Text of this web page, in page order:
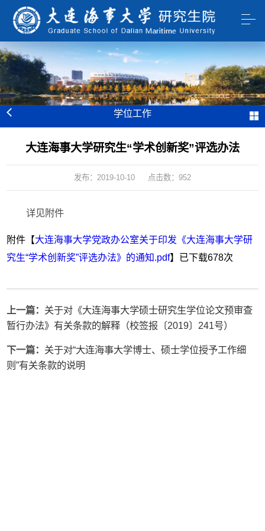
学位工作
大连海事大学研究生“学术创新奖”评选办法
发布：2019-10-10 点击数：952
详见附件
附件【大连海事大学党政办公室关于印发《大连海事大学研
究生“学术创新奖”评选办法》的通知.pdf】已下载678次
上一篇： 关于对《大连海事大学硕士研究生学位论文预审查
暂行办法》有关条款的解释（校签报〔2019〕241号）
下一篇： 关于对“大连海事大学博士、硕士学位授予工作细
则”有关条款的说明